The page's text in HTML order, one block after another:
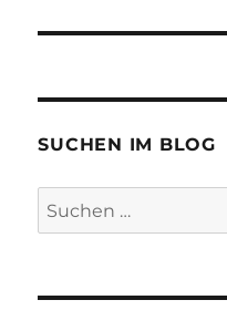
SUCHEN IM BLOG
Suchen
nach: